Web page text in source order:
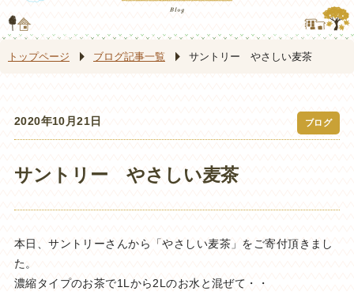
トップページ ブログ記事一覧 サントリー やさしい麦茶
2020年10月21日 ブログ
サントリー やさしい麦茶
本日、サントリーさんから「やさしい麦茶」をご寄付頂きまし
た。
濃縮タイプのお茶で1Lから2Lのお水と混ぜて・・